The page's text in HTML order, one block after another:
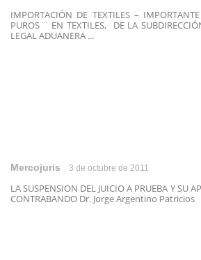
IMPORTACIÓN DE TEXTILES –
PUROS ¨ EN TEXTILES, DE LA
LEGAL ADUANERA ...
Mercojuris 3 de octubre de 2011
LA SUSPENSION DEL JUICIO A PRUEBA Y SU
CONTRABANDO Dr. Jorge Argentino